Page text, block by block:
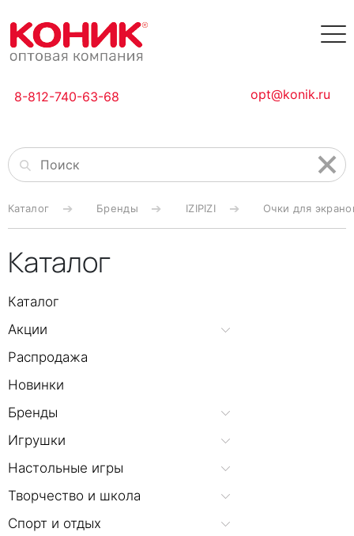
8-812-740-63-68 opt@konik.ru
Каталог Бренды IZIPIZI Очки для
Каталог
Каталог
Акции
Распродажа
Новинки
Бренды
Игрушки
Настольные игры
Творчество и школа
Спорт и отдых